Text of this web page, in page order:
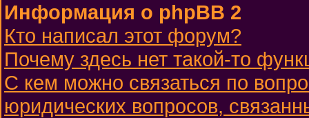
Информация о phpBB 2
Кто написал этот форум?
Почему здесь нет такой-то
С кем можно связаться по
юридических вопросов,